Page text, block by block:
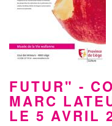
FUTUR" -
MARC
LE 5 AVRIL